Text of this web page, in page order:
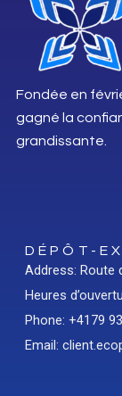
Fondée en
gagné la
grandissante.
DÉPÔT-
Address: Route
Heures
Phone: +4179
Email: